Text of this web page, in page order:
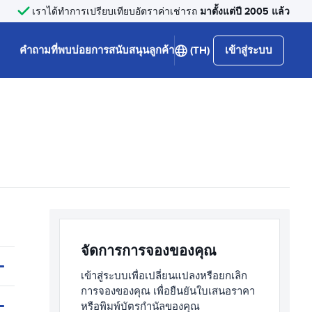
เราได้ทำการเปรียบเทียบอัตราค่าเช่ารถ มาตั้งแต่ปี 2005 แล้ว
คำถามที่พบบ่อยการสนับสนุนลูกค้า (TH) เข้าสู่ระบบ
จัดการการจองของคุณ
เข้าสู่ระบบเพื่อเปลี่ยนแปลงหรือยกเลิก
การจองของคุณ เพื่อยืนยันใบเสนอราคา
หรือพิมพ์บัตรกำนัลของคุณ